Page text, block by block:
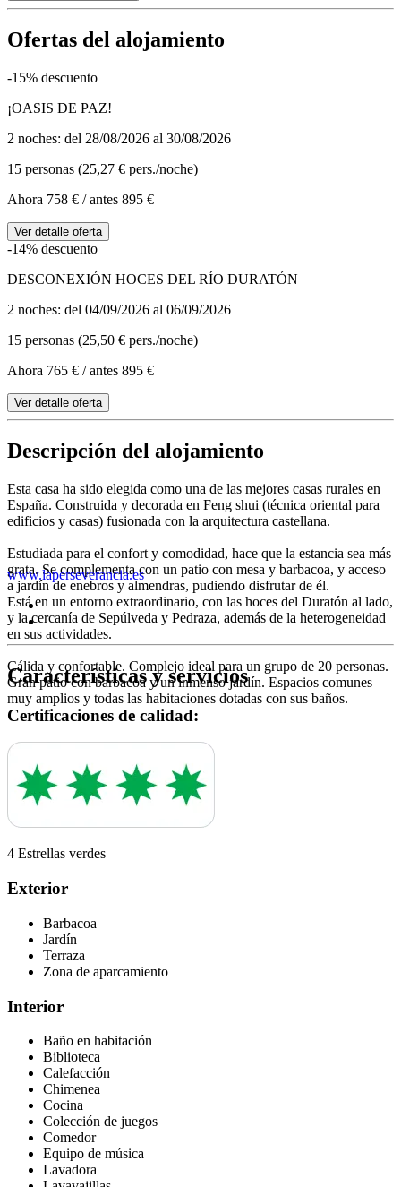
Ofertas del alojamiento
-15% descuento
¡OASIS DE PAZ!
2 noches: del 28/08/2026 al 30/08/2026
15 personas (25,27 € pers./noche)
Ahora 758 € / antes 895 €
Ver detalle oferta
-14% descuento
DESCONEXIÓN HOCES DEL RÍO DURATÓN
2 noches: del 04/09/2026 al 06/09/2026
15 personas (25,50 € pers./noche)
Ahora 765 € / antes 895 €
Ver detalle oferta
Descripción del alojamiento
Esta casa ha sido elegida como una de las mejores casas rurales en
España. Construida y decorada en Feng shui (técnica oriental para
edificios y casas) fusionada con la arquitectura castellana.
Estudiada para el confort y comodidad, hace que la estancia sea más
grata. Se complementa con un patio con mesa y barbacoa, y acceso
a jardín de enebros y almendras, pudiendo disfrutar de él.
Está en un entorno extraordinario, con las hoces del Duratón al lado,
y la cercanía de Sepúlveda y Pedraza, además de la heterogeneidad
en sus actividades.
Cálida y confortable. Complejo ideal para un grupo de 20 personas.
Gran patio con barbacoa y un inmenso jardín. Espacios comunes
muy amplios y todas las habitaciones dotadas con sus baños.
www.laperseverancia.es
Características y servicios
Certificaciones de calidad:
4 Estrellas verdes
Exterior
Barbacoa
Jardín
Terraza
Zona de aparcamiento
Interior
Baño en habitación
Biblioteca
Calefacción
Chimenea
Cocina
Colección de juegos
Comedor
Equipo de música
Lavadora